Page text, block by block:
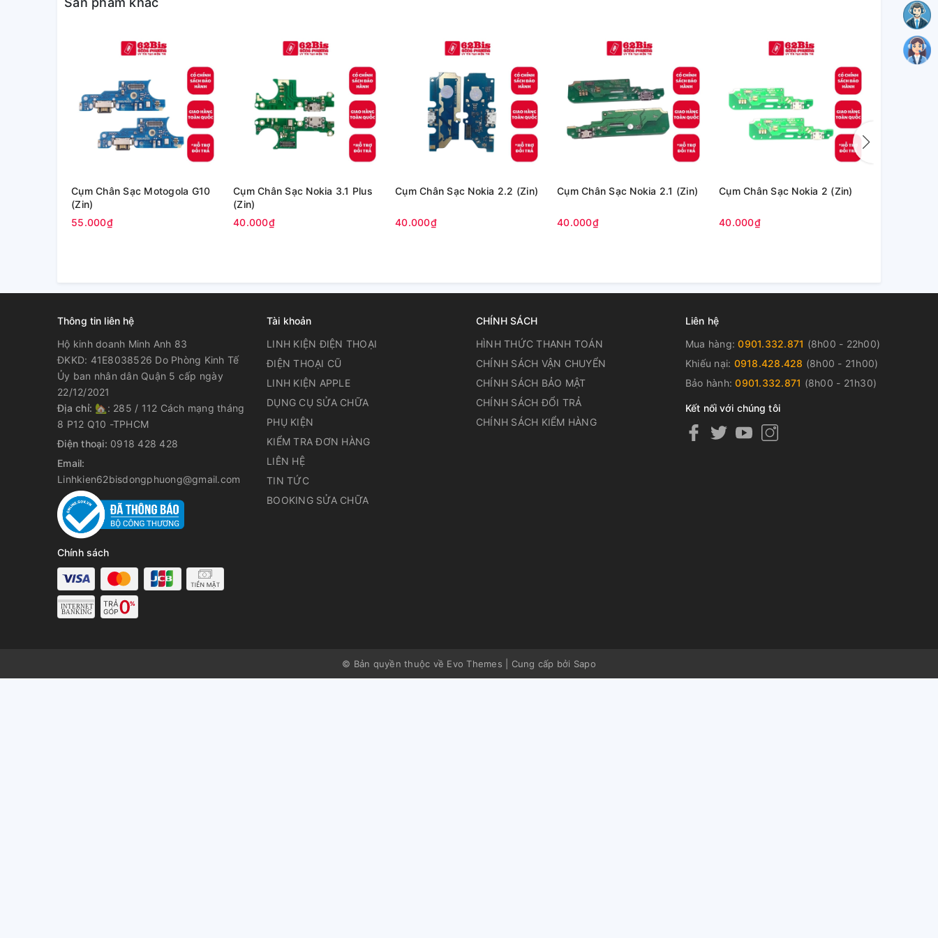
Cụm Chân Sạc Motogola G10
(Zin)
55.000₫
Cụm Chân Sạc Nokia 3.1 Plus
(Zin)
40.000₫
Cụm Chân Sạc Nokia 2.2 (Zin)
40.000₫
Cụm Chân Sạc Nokia 2.1 (Zin)
40.000₫
Cụm Chân Sạc Nokia 2 (Zin)
40.000₫
Thông tin liên hệ
Hộ kinh doanh Minh Anh 83
ĐKKD: 41E8038526 Do Phòng Kinh Tế
Ủy ban nhân dân Quận 5 cấp ngày
22/12/2021
Địa chỉ: 🏡: 285 / 112 Cách mạng tháng
8 P12 Q10 -TPHCM
Điện thoại: 0918 428 428
Email:
Linhkien62bisdongphuong@gmail.com
Chính sách
Tài khoản
LINH KIỆN ĐIỆN THOẠI
ĐIỆN THOẠI CŨ
LINH KIỆN APPLE
DỤNG CỤ SỬA CHỮA
PHỤ KIỆN
KIỂM TRA ĐƠN HÀNG
LIÊN HỆ
TIN TỨC
BOOKING SỬA CHỮA
CHÍNH SÁCH
HÌNH THỨC THANH TOÁN
CHÍNH SÁCH VẬN CHUYỂN
CHÍNH SÁCH BẢO MẬT
CHÍNH SÁCH ĐỔI TRẢ
CHÍNH SÁCH KIỂM HÀNG
Liên hệ
Mua hàng:0901.332.871 (8h00 - 22h00)
Khiếu nại: 0918.428.428 (8h00 - 21h00)
Bảo hành:0901.332.871 (8h00 - 21h30)
Kết nối với chúng tôi
© Bản quyền thuộc về Evo Themes Cung cấp bởi Sapo